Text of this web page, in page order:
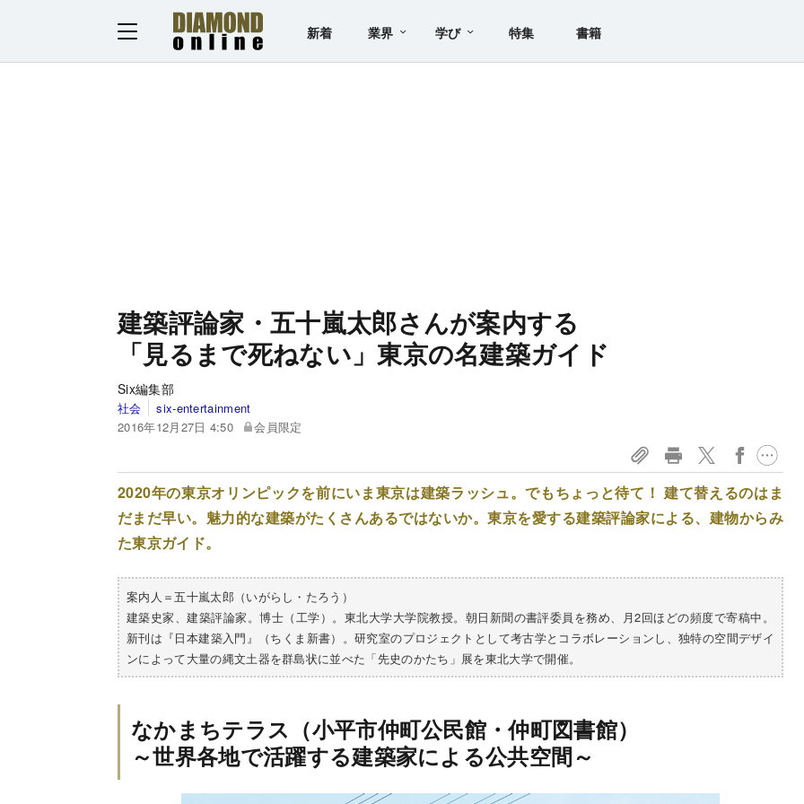
新着 業界 学び 特集 書籍
建築評論家・五十嵐太郎さんが案内する
「見るまで死ねない」東京の名建築ガイド
Six編集部
社会
six-entertainment
2016年12月27日 4:50
会員限定
2020年の東京オリンピックを前にいま東京は建築ラッシュ。でもちょっと待て！ 建て替えるのはま
だまだ早い。魅力的な建築がたくさんあるではないか。東京を愛する建築評論家による、建物からみ
た東京ガイド。
案内人＝五十嵐太郎（いがらし・たろう）
建築史家、建築評論家。博士（工学）。東北大学大学院教授。朝日新聞の書評委員を務め、月2回ほどの頻度で寄稿中。
新刊は『日本建築入門』（ちくま新書）。研究室のプロジェクトとして考古学とコラボレーションし、独特の空間デザイ
ンによって大量の縄文土器を群島状に並べた「先史のかたち」展を東北大学で開催。
なかまちテラス（小平市仲町公民館・仲町図書館）
～世界各地で活躍する建築家による公共空間～